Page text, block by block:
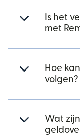
Is het
met
Hoe
volgen?
Wat